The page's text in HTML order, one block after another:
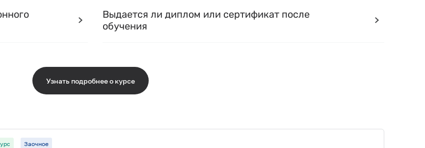
Выдается ли диплом или сертификат после
обучения
Узнать подробнее о курсе
Заочное